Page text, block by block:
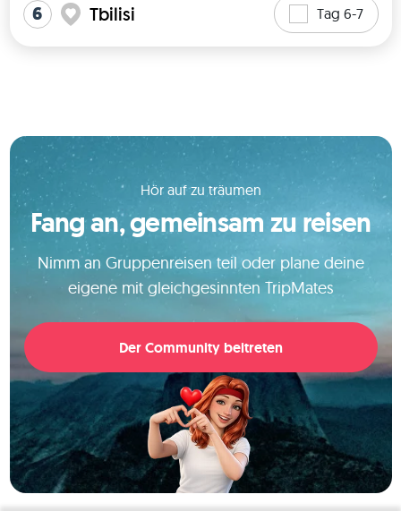
6 Tbilisi Tag 6-7
Hör auf zu träumen
Fang an, gemeinsam zu reisen
Nimm an Gruppenreisen teil oder plane deine
eigene mit gleichgesinnten TripMates
Der Community beitreten